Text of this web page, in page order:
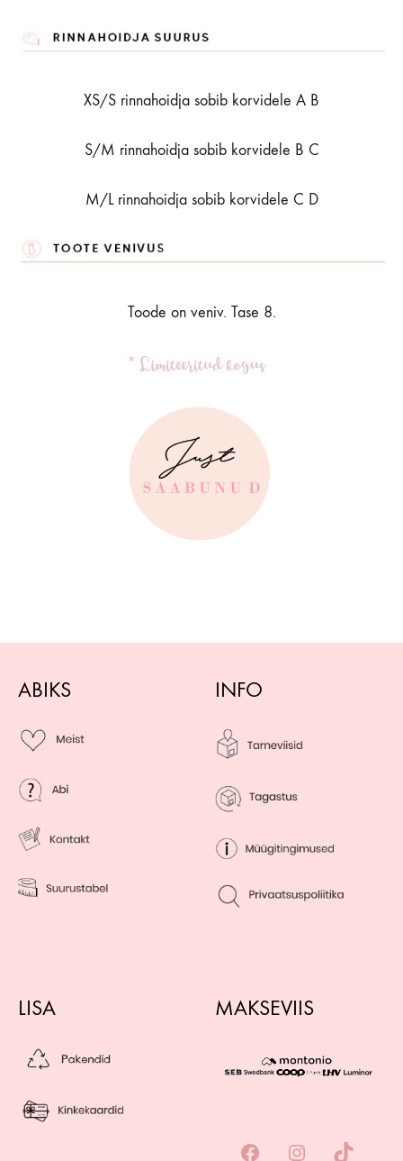
XS/S rinnahoidja sobib korvidele A B
S/M rinnahoidja sobib korvidele B C
M/L rinnahoidja sobib korvidele C D
Toode on veniv. Tase 8.
ABIKS INFO
LISA MAKSEVIIS